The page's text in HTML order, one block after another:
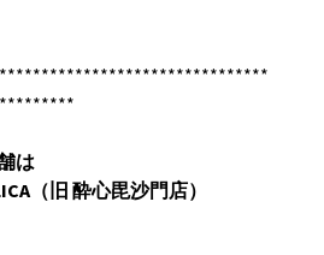
は
（旧 酔心毘沙門店）